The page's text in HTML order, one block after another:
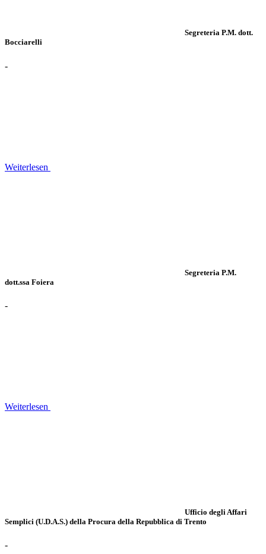
Segreteria P.M. dott.
Bocciarelli
-
Weiterlesen
Segreteria P.M.
dott.ssa Foiera
-
Weiterlesen
Ufficio degli Affari
Semplici (U.D.A.S.) della Procura della Repubblica di Trento
-